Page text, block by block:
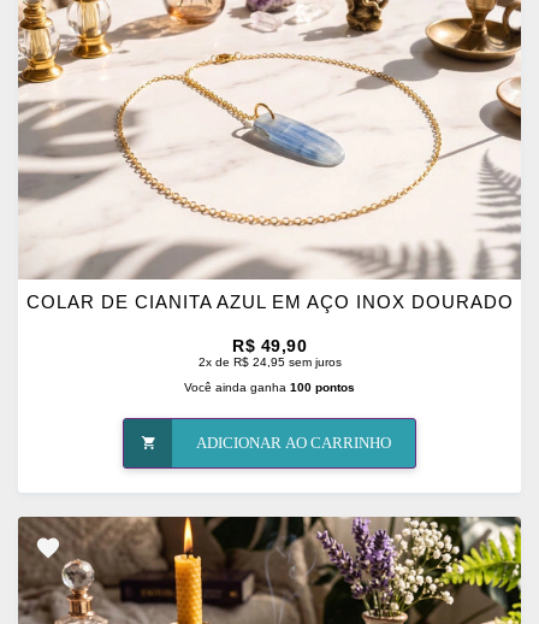
FAVORITOS
COLAR DE CIANITA AZUL EM AÇO INOX DOURADO
R$ 49,90
2x de R$ 24,95 sem juros
Você ainda ganha 100 pontos
ADICIONAR AO CARRINHO
ADICIONAR
OS